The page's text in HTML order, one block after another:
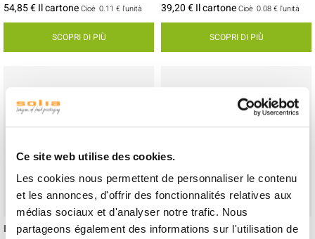
Ce site web utilise des cookies.
Les cookies nous permettent de personnaliser le contenu
et les annonces, d'offrir des fonctionnalités relatives aux
médias sociaux et d'analyser notre trafic. Nous
partageons également des informations sur l'utilisation de
54,85 € Il cartoneCioè 0.11 € l'unità
SCOPRI DI PIÙ
39,20 € Il cartoneCioè 0.08 € l'unità
SCOPRI DI PIÙ
Kit di posate 6/1 in legno Kit di posate 2/1 in legno